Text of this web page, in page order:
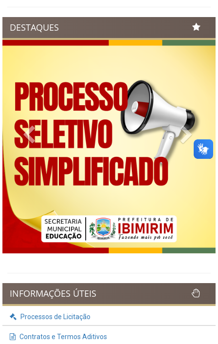
DESTAQUES
Previous Next
INFORMAÇÕES ÚTEIS
Processos de Licitação
Contratos e Termos Aditivos